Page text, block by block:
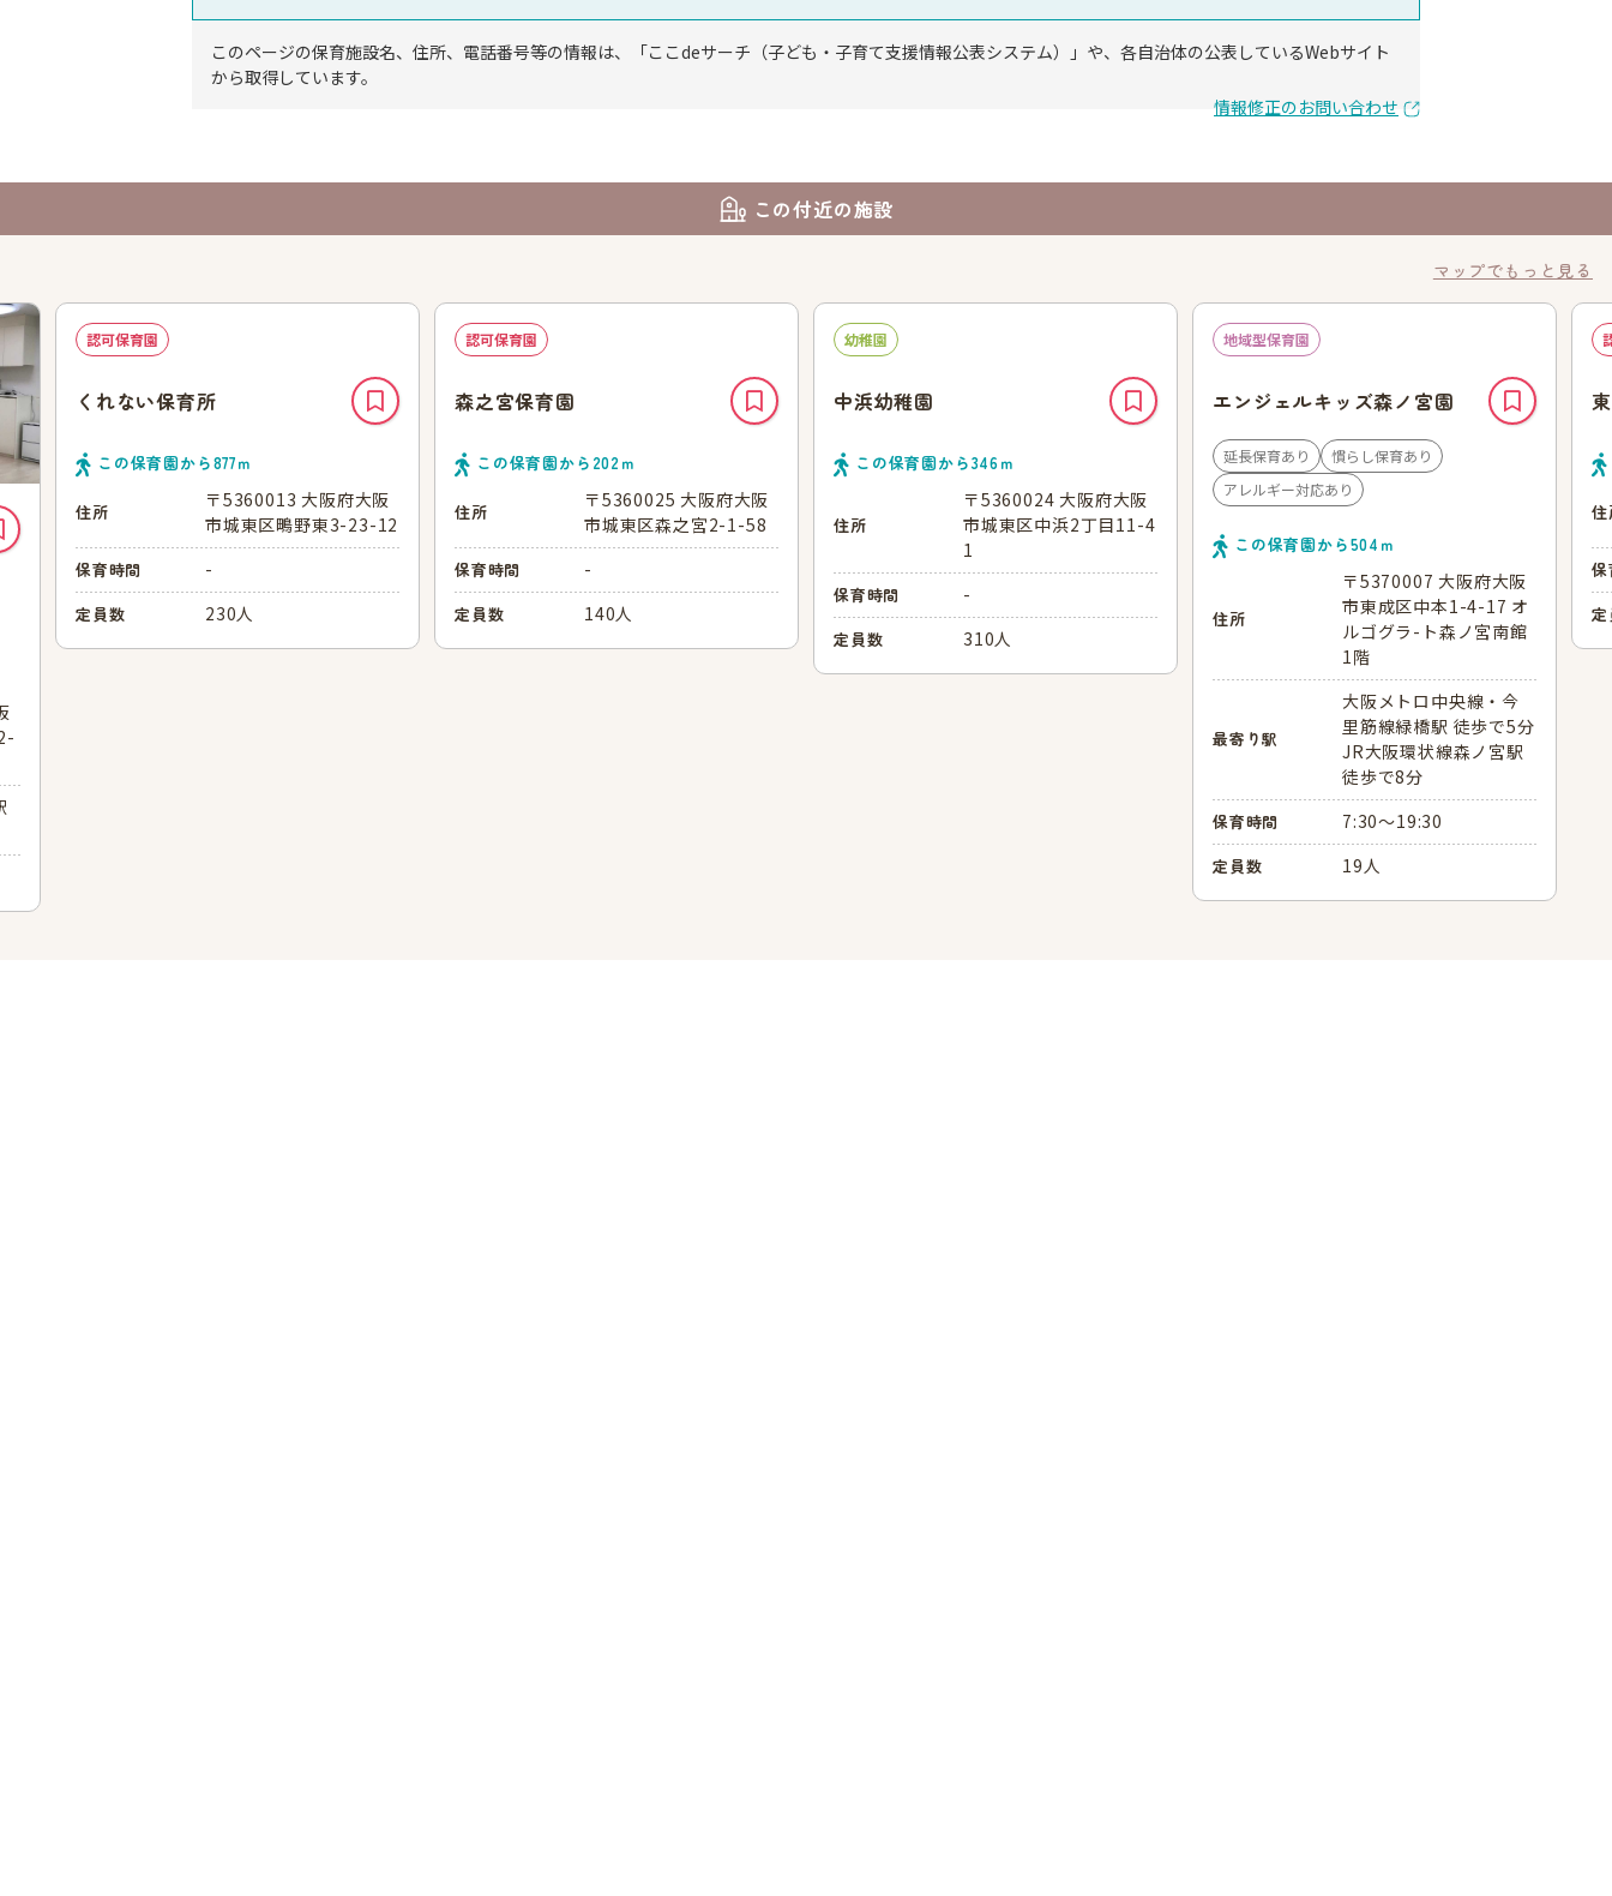
このページの保育施設名、住所、電話番号等の情報は、「ここdeサーチ（子ども・子育て支援情報公表システム）」や、各自治体の公表しているWebサイト
から取得しています。
情報修正のお問い合わせ
この付近の施設
マップでもっと見る
認可保育園
くれない保育所
この保育園から877ｍ
住所
〒5360013 大阪府大阪
市城東区鴫野東3-23-12
保育時間 -
定員数 230人
認可保育園
森之宮保育園
この保育園から 202ｍ
住所
〒5360025 大阪府大阪
市城東区森之宮2-1-58
保育時間 -
定員数 140人
幼稚園
中浜幼稚園
この保育園から346ｍ
住所
〒5360024 大阪府大阪
市城東区中浜2丁目11-4
1
保育時間 -
定員数 310人
地域型保育園
エンジェルキッズ森ノ宮園
延長保育あり
慣らし保育あり
アレルギー対応あり
この保育園から504 ｍ
住所
〒5370007 大阪府大阪
市東成区中本1-4-17 オ
ルゴグラ-ト森ノ宮南館
1階
最寄り駅
大阪メトロ中央線・今
里筋線緑橋駅 徒歩で5分
JR大阪環状線森ノ宮駅
徒歩で8分
保育時間 7:30～19:30
定員数 19人
住
保
定